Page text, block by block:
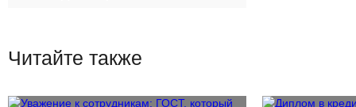
Читайте также